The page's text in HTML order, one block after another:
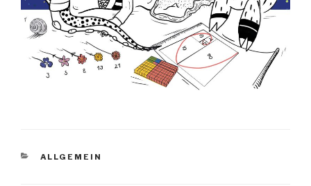
KATEGORIEN
ALLGEMEIN